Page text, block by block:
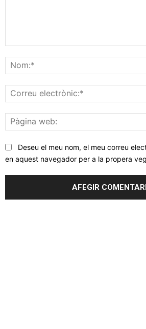
Deseu el meu nom, el meu correu
en aquest navegador per a la propera